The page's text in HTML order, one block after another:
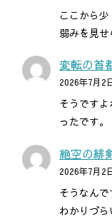
ここから
弱みを見
変転の首
2026年7月2
そうです
ったです
絶空の緋
2026年7月2
そうなん
わかりづ